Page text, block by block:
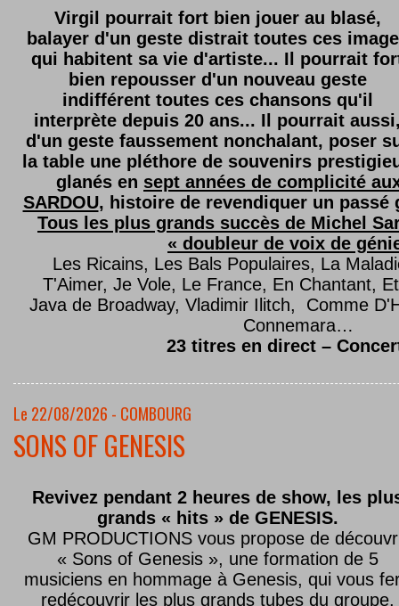
Virgil pourrait fort bien jouer au blasé,
balayer d'un geste distrait toutes ces
qui habitent sa vie d'artiste... Il pourrait
bien repousser d'un nouveau geste
indifférent toutes ces chansons qu'il
interprète depuis 20 ans... Il pourrait
d'un geste faussement nonchalant, poser
la table une pléthore de souvenirs
glanés en sept années de complicité
SARDOU, histoire de revendiquer un passé
Tous les plus grands succès de Michel
« doubleur de voix de
Les Ricains, Les Bals Populaires, La
T'Aimer, Je Vole, Le France, En Chantant,
Java de Broadway, Vladimir Ilitch, Comme
Connemara…
23 titres en direct –
Le 22/08/2026 - COMBOURG
SONS OF GENESIS
Revivez pendant 2 heures de show, les
grands « hits » de GENESIS.
GM PRODUCTIONS vous propose de
« Sons of Genesis », une formation de 5
musiciens en hommage à Genesis, qui vous
redécouvrir les plus grands tubes du groupe.